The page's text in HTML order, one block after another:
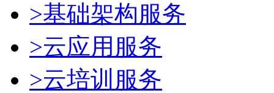
>基础架构服务
>云应用服务
>云培训服务